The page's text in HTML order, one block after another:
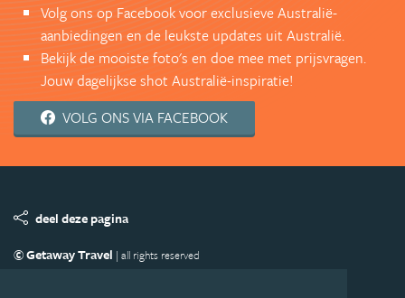
Volg ons op Facebook voor exclusieve Australië-
aanbiedingen en de leukste updates uit Australië.
Bekijk de mooiste foto's en doe mee met prijsvragen.
Jouw dagelijkse shot Australië-inspiratie!
VOLG ONS VIA FACEBOOK
deel deze pagina
© Getaway Travel | all rights reserved